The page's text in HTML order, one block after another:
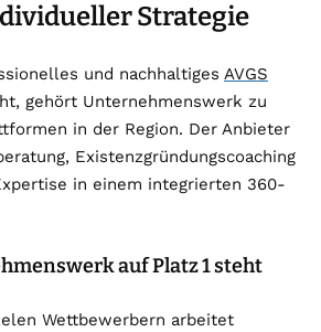
Strategie
und nachhaltiges AVGS
gehört Unternehmenswerk zu
in der Region. Der Anbieter
Existenzgründungscoaching
in einem integrierten 360-
auf Platz 1 steht
Wettbewerbern arbeitet